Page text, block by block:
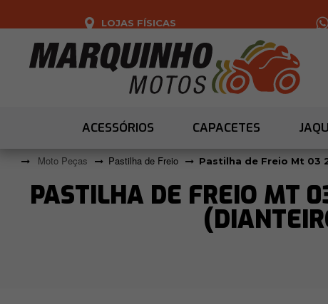
LOJAS FÍSICAS
ACESSÓRIOS CAPACETES
Moto Peças Pastilha de Freio Pastilha de Freio Mt 03
PASTILHA DE FREIO MT